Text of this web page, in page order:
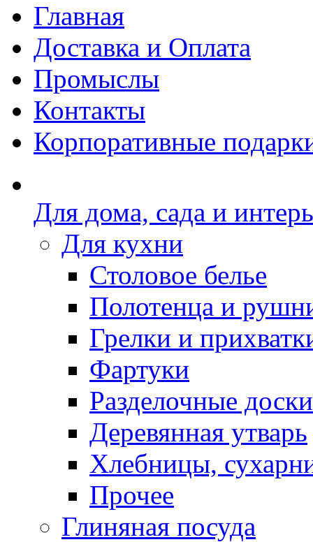
Главная
Доставка и Оплата
Промыслы
Контакты
Корпоративные
Для дома, сада и
Для кухни
Столовое белье
Полотенца и
Грелки и
Фартуки
Разделочные доски
Деревянная утварь
Хлебницы,
Прочее
Глиняная посуда